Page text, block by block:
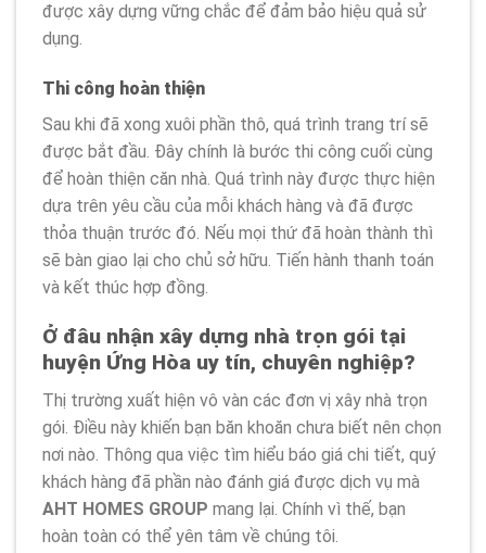
được xây dựng vững chắc để đảm bảo hiệu quả sử
dụng.
Thi công hoàn thiện
Sau khi đã xong xuôi phần thô, quá trình trang trí sẽ
được bắt đầu. Đây chính là bước thi công cuối cùng
để hoàn thiện căn nhà. Quá trình này được thực hiện
dựa trên yêu cầu của mỗi khách hàng và đã được
thỏa thuận trước đó. Nếu mọi thứ đã hoàn thành thì
sẽ bàn giao lại cho chủ sở hữu. Tiến hành thanh toán
và kết thúc hợp đồng.
Ở đâu nhận xây dựng nhà trọn gói tại
huyện Ứng Hòa uy tín, chuyên nghiệp?
Thị trường xuất hiện vô vàn các đơn vị xây nhà trọn
gói. Điều này khiến bạn băn khoăn chưa biết nên chọn
nơi nào. Thông qua việc tìm hiểu báo giá chi tiết, quý
khách hàng đã phần nào đánh giá được dịch vụ mà
AHT HOMES GROUP mang lại. Chính vì thế, bạn
hoàn toàn có thể yên tâm về chúng tôi.